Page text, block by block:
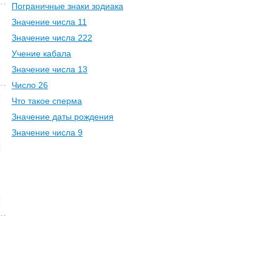
Пограничные знаки зодиака
Значение числа 11
Значение числа 222
Учение кабала
Значение числа 13
Число 26
Что такое сперма
Значение даты рождения
Значение числа 9